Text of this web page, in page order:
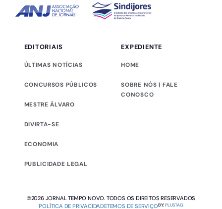
EDITORIAIS
ÚLTIMAS NOTÍCIAS
CONCURSOS PÚBLICOS
MESTRE ÁLVARO
DIVIRTA-SE
ECONOMIA
PUBLICIDADE LEGAL
EXPEDIENTE
HOME
SOBRE NÓS | FALE
CONOSCO
©2026 JORNAL TEMPO NOVO. TODOS OS DIREITOS RESERVADOS
POLÍTICA DE PRIVACIDADETEMOS DE SERVIÇOBY:PLUSTAG